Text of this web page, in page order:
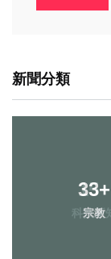
新聞分類
33+
宗教
15+
科技新